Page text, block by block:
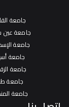
جامعة
جامعة
جامعة
جامعة
جامعة
جامعة
جامعة